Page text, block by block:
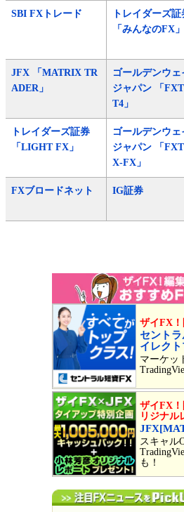
SBI FXトレード
トレイダーズ証
「みんなのFX」
JFX 「MATRIX TR
ADER」
ゴールデンウェ
ジャパン 「
T4」
トレイダーズ証券
「LIGHT FX」
ゴールデンウェ
ジャパン 「
X-FX」
FXブロードネット IG証券
ザイFX！
セント
イレク
マーケッ
ザイFX
リジナル
スキャル
も！